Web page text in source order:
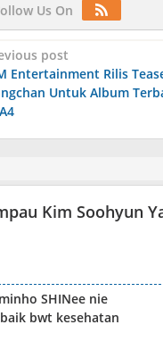
Us On
post
Entertainment Rilis
Untuk Album
Kim Soohyun
SHINee nie
bwt kesehatan